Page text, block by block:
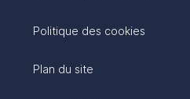
Politique des cookies
Plan du site